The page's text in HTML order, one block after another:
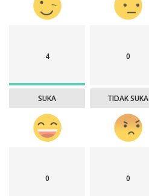
4
SUKA
0
TIDAK SUKA
0 0